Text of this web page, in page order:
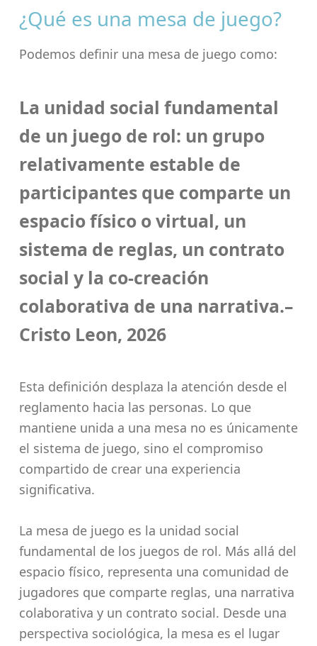
¿Qué es una mesa de juego?
Podemos definir una mesa de juego como:
La unidad social fundamental
de un juego de rol: un grupo
relativamente estable de
participantes que comparte un
espacio físico o virtual, un
sistema de reglas, un contrato
social y la co-creación
colaborativa de una narrativa.–
Cristo Leon, 2026
Esta definición desplaza la atención desde el
reglamento hacia las personas. Lo que
mantiene unida a una mesa no es únicamente
el sistema de juego, sino el compromiso
compartido de crear una experiencia
significativa.
La mesa de juego es la unidad social
fundamental de los juegos de rol. Más allá del
espacio físico, representa una comunidad de
jugadores que comparte reglas, una narrativa
colaborativa y un contrato social. Desde una
perspectiva sociológica, la mesa es el lugar